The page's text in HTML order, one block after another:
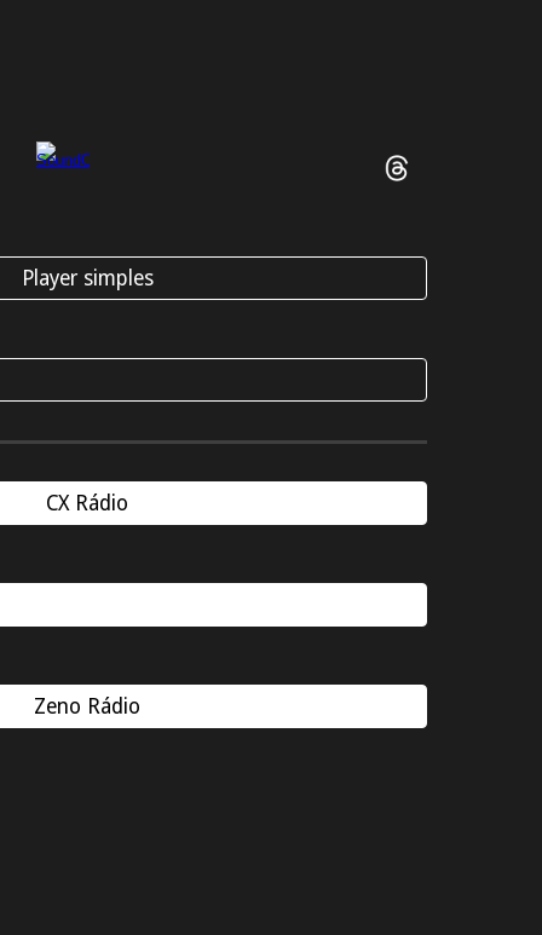
Player simples
CX Rádio
Zeno Rádio